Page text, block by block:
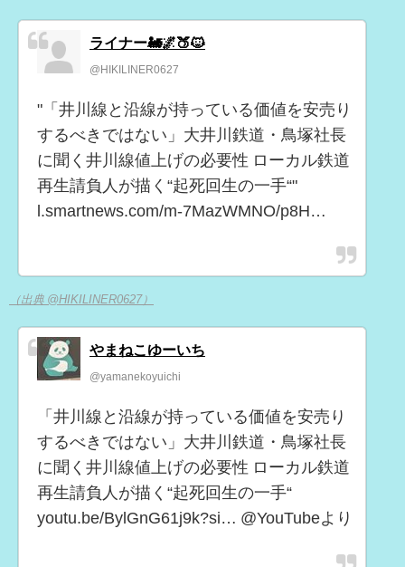
ライナー🚂🌌🍑🐱
@HIKILINER0627
"「井川線と沿線が持っている価値を安売り
するべきではない」大井川鉄道・鳥塚社長
に聞く井川線値上げの必要性 ローカル鉄道
再生請負人が描く“起死回生の一手“"
l.smartnews.com/m-7MazWMNO/p8H…
（出典 @HIKILINER0627）
やまねこゆーいち
@yamanekoyuichi
「井川線と沿線が持っている価値を安売り
するべきではない」大井川鉄道・鳥塚社長
に聞く井川線値上げの必要性 ローカル鉄道
再生請負人が描く“起死回生の一手“
youtu.be/BylGnG61j9k?si… @YouTubeより